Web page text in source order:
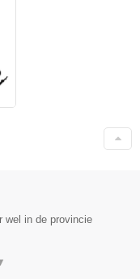
wel in de provincie